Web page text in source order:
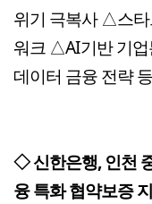
위기 극복사 △스
워크 △AI기반 기업
데이터 금융 전략
◇ 신한은행, 인천
융 특화 협약보증